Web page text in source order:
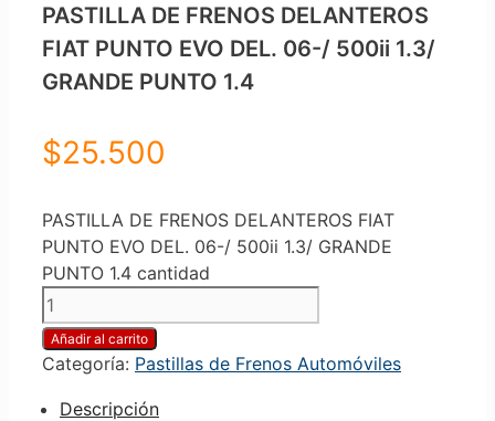
PASTILLA DE FRENOS DELANTEROS
FIAT PUNTO EVO DEL. 06-/ 500ii 1.3/
GRANDE PUNTO 1.4
$25.500
PASTILLA DE FRENOS DELANTEROS FIAT
PUNTO EVO DEL. 06-/ 500ii 1.3/ GRANDE
PUNTO 1.4 cantidad
Añadir al carrito
Categoría: Pastillas de Frenos Automóviles
Descripción